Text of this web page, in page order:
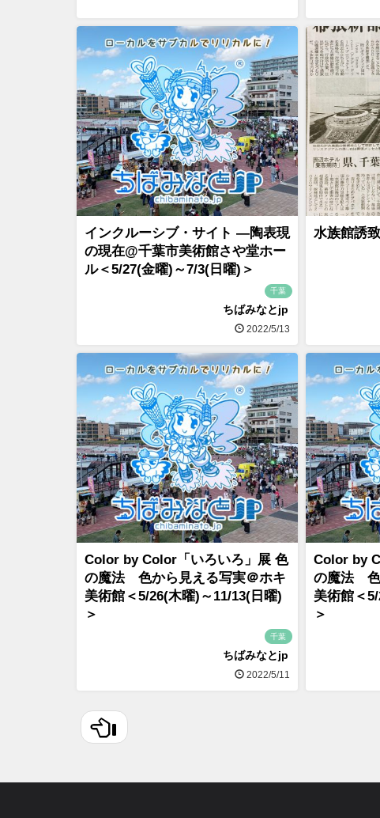
インクルーシブ・サイト ―陶表現
の現在@千葉市美術館さや堂ホー
ル＜5/27(金曜)～7/3(日曜)＞
千葉
ちばみなとjp
2022/5/13
水族館誘
Color by Color「いろいろ」展 色
の魔法 色から見える写実＠ホキ
美術館＜5/26(木曜)～11/13(日曜)
＞
千葉
ちばみなとjp
2022/5/11
Color by
の魔法 色
美術館＜
＞